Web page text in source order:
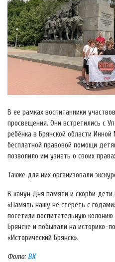
В ее рамках воспитанники
просвещения. Они встретились с
ребёнка в Брянской области
бесплатной правовой помощи
позволило им узнать о своих
Также для них организовали
В канун Дня памяти и скорби дети
«Память нашу не стереть с
посетили воспитательную
Брянске и побывали на историко-
«Исторический Брянск».
Фото: ВК